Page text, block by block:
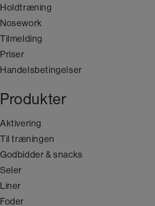
Holdtræning
Nosework
Tilmelding
Priser
Handelsbetingelser
Produkter
Aktivering
Til træningen
Godbidder & snacks
Seler
Liner
Foder